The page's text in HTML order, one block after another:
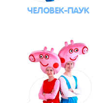
ЧЕЛОВЕК-ПАУК